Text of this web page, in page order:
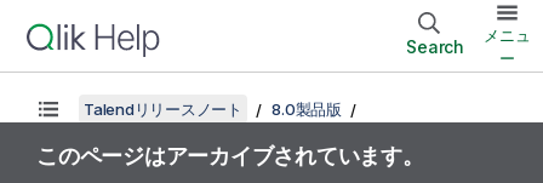
Search
メニュ
ー
Talendリリースノート 8.0製品版
このページはアーカイブされています。